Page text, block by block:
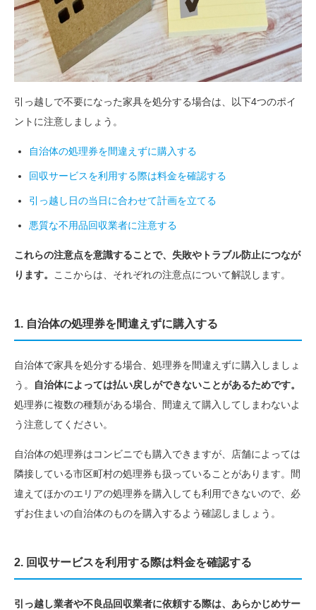
引っ越しで不要になった家具を処分する場合は、以下4つのポイ
ントに注意しましょう。
自治体の処理券を間違えずに購入する
回収サービスを利用する際は料金を確認する
引っ越し日の当日に合わせて計画を立てる
悪質な不用品回収業者に注意する
これらの注意点を意識することで、失敗やトラブル防止につなが
ります。
ここからは、それぞれの注意点について解説します。
1. 自治体の処理券を間違えずに購入する
自治体で家具を処分する場合、処理券を間違えずに購入しましょ
う。
自治体によっては払い戻しができないことがあるためです。
処理券に複数の種類がある場合、間違えて購入してしまわないよ
う注意してください。
自治体の処理券はコンビニでも購入できますが、店舗によっては
隣接している市区町村の処理券も扱っていることがあります。間
違えてほかのエリアの処理券を購入しても利用できないので、必
ずお住まいの自治体のものを購入するよう確認しましょう。
2. 回収サービスを利用する際は料金を確認する
引っ越し業者や不良品回収業者に依頼する際は、あらかじめサー